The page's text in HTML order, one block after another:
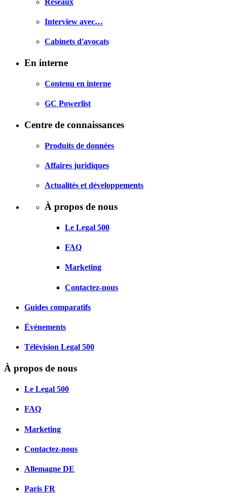
Réseaux
Interview avec…
Cabinets d'avocats
En interne
Contenu en interne
GC Powerlist
Centre de connaissances
Produits de données
Affaires juridiques
Actualités et développements
À propos de nous
Le Legal 500
FAQ
Marketing
Contactez-nous
Guides comparatifs
Événements
Télévision Legal 500
À propos de nous
Le Legal 500
FAQ
Marketing
Contactez-nous
Allemagne DE
Paris FR